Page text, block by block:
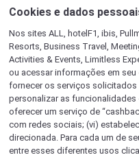
Cookies e dados
Nos sites ALL, hotelF1, ibis,
Resorts, Business Travel,
Activities & Events, Limitless
ou acessar informações em
fornecer os serviços solicitados
personalizar as
oferecer um serviço de
com redes sociais; (vi)
direcionada. Para cada um de
entre esses diferentes usos